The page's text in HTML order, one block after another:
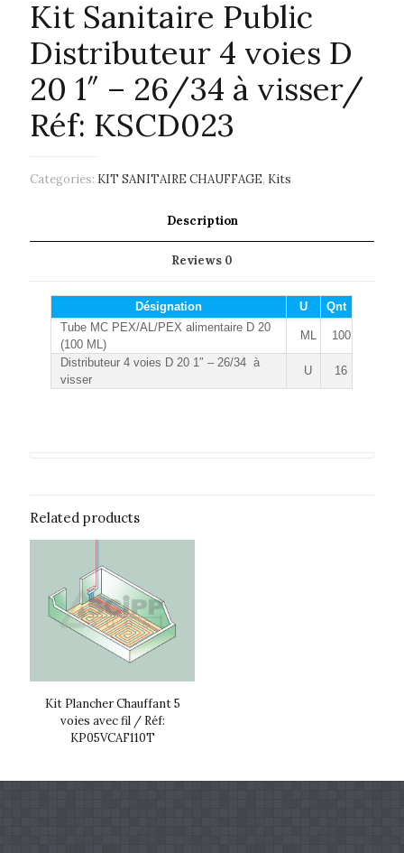
Kit Sanitaire Public
Distributeur 4 voies D
20 1″ – 26/34 à visser/
Réf: KSCD023
Categories: KIT SANITAIRE CHAUFFAGE, Kits
Description
Reviews 0
Désignation U
Qnt
Tube MC PEX/AL/PEX alimentaire D 20
(100 ML)
ML
100
Distributeur 4 voies D 20 1″ – 26/34 à
visser
U 16
Related products
Kit Plancher Chauffant 5
voies avec fil / Réf:
KP05VCAF110T